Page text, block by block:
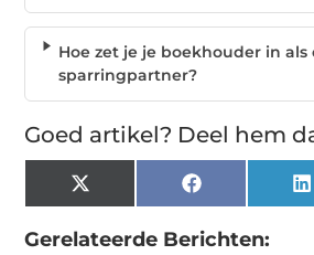
Hoe zet je je boekhouder in als
sparringpartner?
Goed artikel? Deel hem
X
(Twitter)
Facebook
Gerelateerde Berichten: